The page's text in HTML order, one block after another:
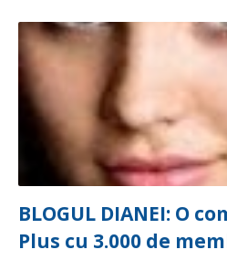
BLOGUL DIANEI: O
Plus cu 3.000 de